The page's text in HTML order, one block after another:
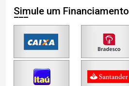
Simule um Financiamento